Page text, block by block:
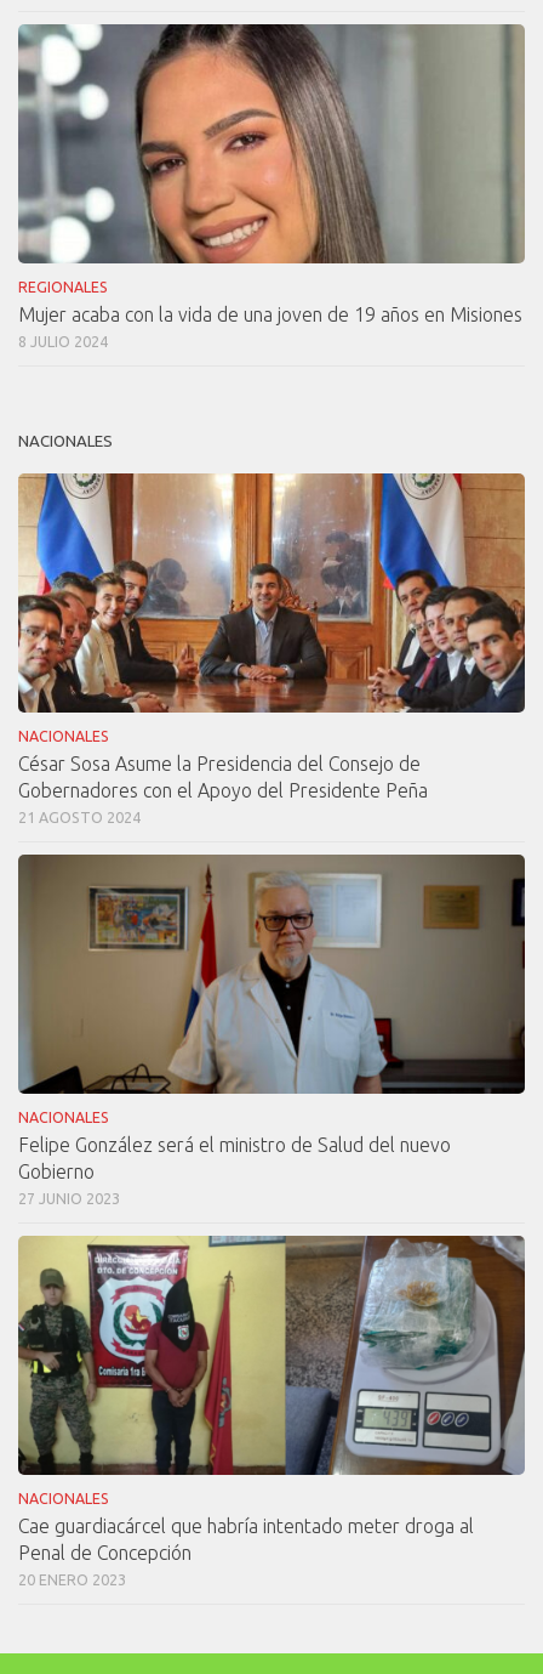
REGIONALES
Mujer acaba con la vida de una joven de 19 años en Misiones
8 JULIO 2024
NACIONALES
NACIONALES
César Sosa Asume la Presidencia del Consejo de
Gobernadores con el Apoyo del Presidente Peña
21 AGOSTO 2024
NACIONALES
Felipe González será el ministro de Salud del nuevo
Gobierno
27 JUNIO 2023
NACIONALES
Cae guardiacárcel que habría intentado meter droga al
Penal de Concepción
20 ENERO 2023